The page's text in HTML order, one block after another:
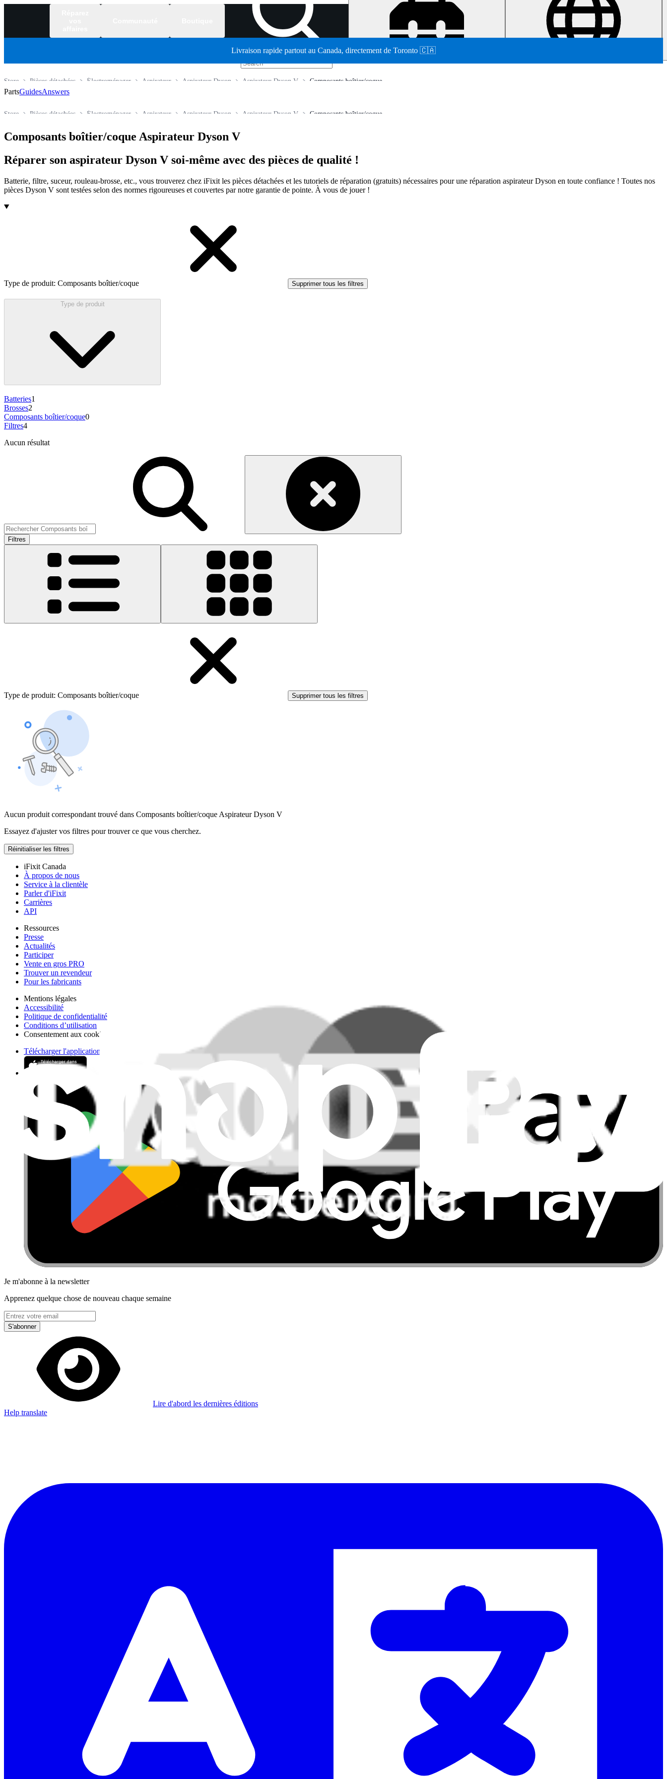
Livraison rapide partout au Canada, directement de Toronto 🇨🇦
Composants boîtier/coque
Aspirateur Dyson V
Aspirateur Dyson
Aspirateur
Électroménager
Pièces détachées
Store
PartsGuidesAnswers
Composants boîtier/coque
Aspirateur Dyson V
Aspirateur Dyson
Aspirateur
Électroménager
Pièces détachées
Store
Composants boîtier/coque Aspirateur Dyson V
Réparer son aspirateur Dyson V soi-même avec des pièces de qualité !
Batterie, filtre, suceur, rouleau-brosse, etc., vous trouverez chez iFixit les pièces détachées et les tutoriels de réparation (gratuits) nécessaires pour une réparation aspirateur Dyson en toute confiance ! Toutes nos
pièces Dyson V sont testées selon des normes rigoureuses et couvertes par notre garantie de pointe. À vous de jouer !
Products
Type de produit: Composants boîtier/coque Supprimer tous les filtres
Type de produit
Batteries1
Brosses2
Composants boîtier/coque0
Filtres4
Aucun résultat
Filtres
Type de produit: Composants boîtier/coque Supprimer tous les filtres
Aucun produit correspondant trouvé dans Composants boîtier/coque Aspirateur Dyson V
Essayez d'ajuster vos filtres pour trouver ce que vous cherchez.
Réinitialiser les filtres
iFixit Canada
À propos de nous
Service à la clientèle
Parler d'iFixit
Carrières
API
Ressources
Presse
Actualités
Participer
Vente en gros PRO
Trouver un revendeur
Pour les fabricants
Mentions légales
Accessibilité
Politique de confidentialité
Conditions d’utilisation
Consentement aux cookies
Télécharger l'application
Je m'abonne à la newsletter
Apprenez quelque chose de nouveau chaque semaine
S'abonner
Lire d'abord les dernières éditions
Help translate